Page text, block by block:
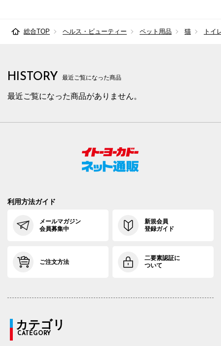
総合TOP ヘルス・ビューティー ペット用品 猫 トイ
HISTORY 最近ご覧になった商品
最近ご覧になった商品がありません。
利用方法ガイド
メールマガジン
会員募集中
新規会員
登録ガイド
ご注文方法
二要素認証に
ついて
カテゴリ
CATEGORY